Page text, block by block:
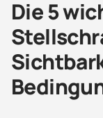
Die 5